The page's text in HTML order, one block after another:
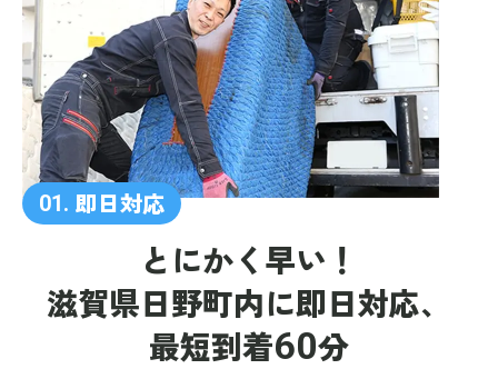
01. 即日対応
とにかく早い！
滋賀県日野町内に即日対応、
最短到着60分